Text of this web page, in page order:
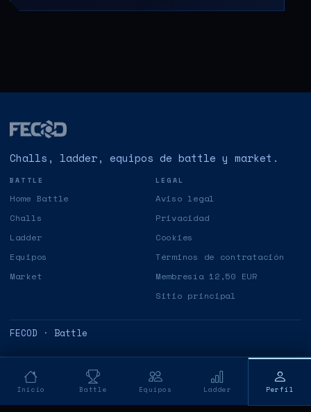
Challs, ladder, equipos de battle y market.
BATTLE
Home Battle
Challs
Ladder
Equipos
Market
LEGAL
Aviso legal
Privacidad
Cookies
Términos de contratación
Membresía 12,50 EUR
Sitio principal
FECOD · Battle
Inicio Battle Equipos Ladder Perfil